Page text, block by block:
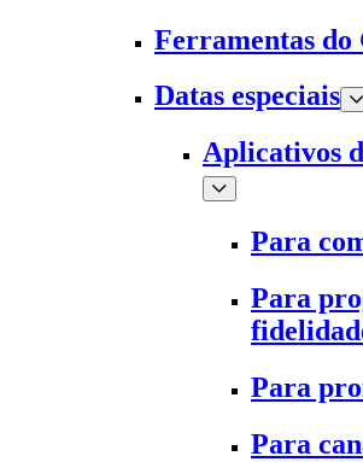
Ferramentas do
Datas especiais
Aplicativos
Para
Para
Para
Para